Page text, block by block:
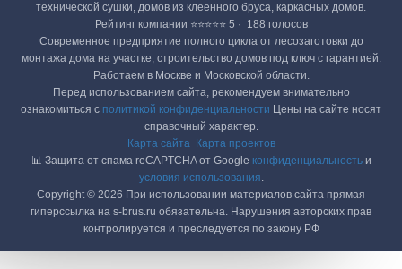
технической сушки, домов из клеенного бруса, каркасных домов.
Рейтинг компании ⭐⭐⭐⭐⭐ 5 · ‎ 188 голосов
Современное предприятие полного цикла от лесозаготовки до
монтажа дома на участке, строительство домов под ключ с гарантией.
Работаем в Москве и Московской области.
Перед использованием сайта, рекомендуем внимательно
ознакомиться с политикой конфиденциальности Цены на сайте носят
справочный характер.
Карта сайта
Карта проектов
📊 Защита от спама reCAPTCHA от Google конфиденциальностьи
условия использования.
Copyright © 2026 При использовании материалов сайта прямая
гиперссылка на s-brus.ru обязательна. Нарушения авторских прав
контролируется и преследуется по закону РФ